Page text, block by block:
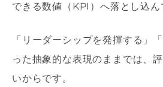
できる数値（KPI）へ落とし込ん
「リーダーシップを発揮する」
った抽象的な表現のままでは、
いからです。